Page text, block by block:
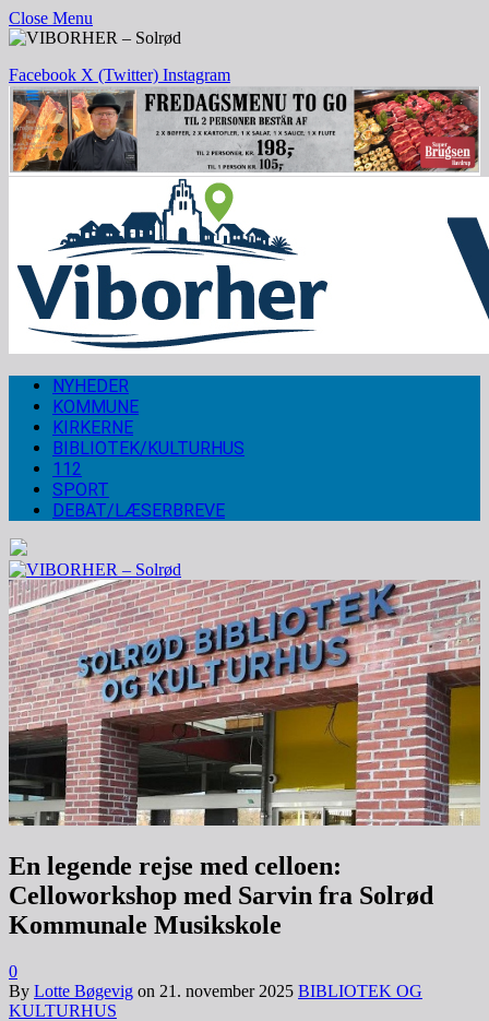
Close Menu
Facebook X (Twitter) Instagram
NYHEDER
KOMMUNE
KIRKERNE
BIBLIOTEK/KULTURHUS
112
SPORT
DEBAT/LÆSERBREVE
En legende rejse med celloen:
Celloworkshop med Sarvin fra Solrød
Kommunale Musikskole
0
By Lotte Bøgevig on 21. november 2025 BIBLIOTEK OG
KULTURHUS